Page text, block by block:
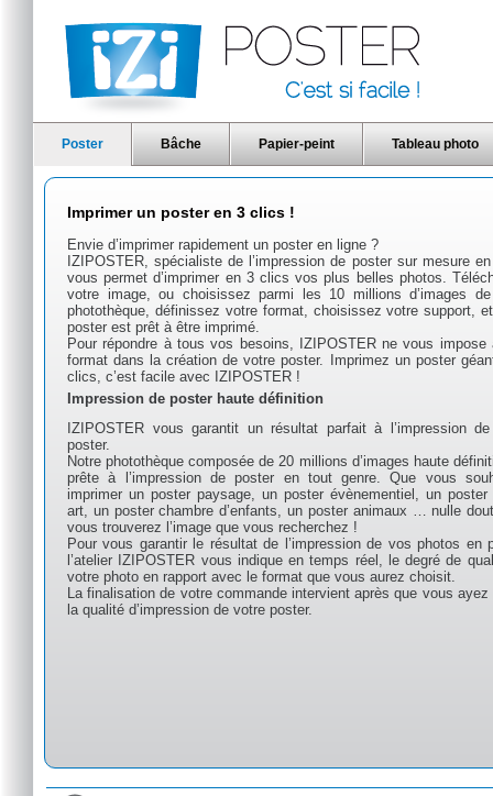
Poster Bâche Papier-peint Tableau photo
Imprimer un poster en 3 clics !
Envie d’imprimer rapidement un poster en ligne ?
IZIPOSTER, spécialiste de l’impression de poster sur mesure
vous permet d’imprimer en 3 clics vos plus belles photos.
votre image, ou choisissez parmi les 10 millions d’images
photothèque, définissez votre format, choisissez votre support,
poster est prêt à être imprimé.
Pour répondre à tous vos besoins, IZIPOSTER ne vous impose
format dans la création de votre poster. Imprimez un poster
clics, c’est facile avec IZIPOSTER !
Impression de poster haute définition
IZIPOSTER vous garantit un résultat parfait à l’impression
poster.
Notre photothèque composée de 20 millions d’images haute
prête à l’impression de poster en tout genre. Que vous
imprimer un poster paysage, un poster évènementiel, un poster
art, un poster chambre d’enfants, un poster animaux … nulle
vous trouverez l’image que vous recherchez !
Pour vous garantir le résultat de l’impression de vos photos en
l’atelier IZIPOSTER vous indique en temps réel, le degré de
votre photo en rapport avec le format que vous aurez choisit.
La finalisation de votre commande intervient après que vous ayez
la qualité d’impression de votre poster.